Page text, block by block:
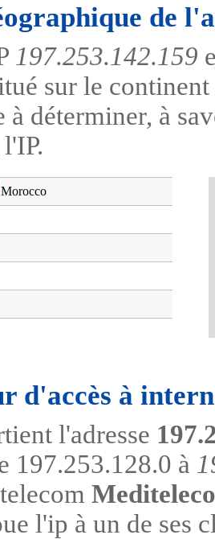
de
197.253.142.159
sur le
à déterminer, à
Morocco
d'accès à
l'adresse
197.253.128.0 à
l'ip à un de ses